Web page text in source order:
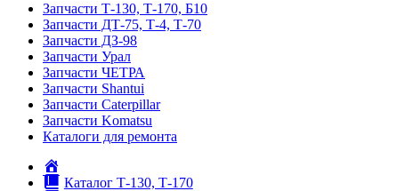
Запчасти Т-130, Т-170, Б10
Запчасти ДТ-75, Т-4, Т-70
Запчасти ДЗ-98
Запчасти Урал
Запчасти ЧЕТРА
Запчасти Shantui
Запчасти Caterpillar
Запчасти Komatsu
Каталоги для ремонта
Каталог Т-130, Т-170